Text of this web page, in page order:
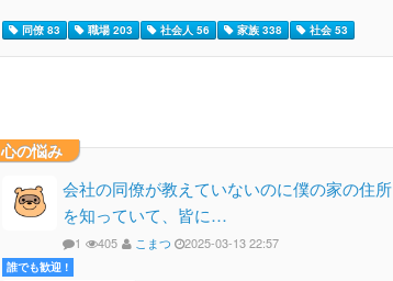
同僚 83 職場 203 社会人 56 家族 338 社会 53
心の悩み
会社の同僚が教えていないのに僕の家の住所
を知っていて、皆に…
1 405 こまつ 2025-03-13 22:57
誰でも歓迎 !